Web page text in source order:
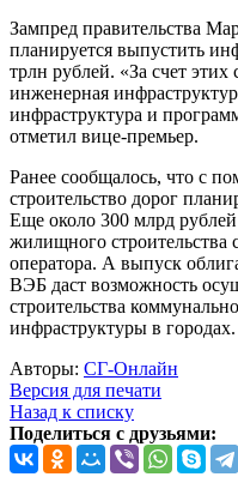
Зампред правительства
планируется выпустить
трлн рублей. «За счет этих
инженерная
инфраструктура и
отметил вице-премьер.
Ранее сообщалось, что с
строительство дорог
Еще около 300 млрд
жилищного
оператора. А выпуск
ВЭБ даст возможность
строительства
инфраструктуры в городах.
Авторы: СГ-Онлайн
Версия для печати
Назад к списку
Поделиться с друзьями: